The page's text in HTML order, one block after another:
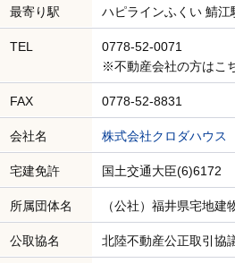
最寄り駅 ハピラインふくい 鯖
TEL
0778-52-0071
※不動産会社の方はこ
FAX 0778-52-8831
会社名 株式会社クロダハウス
宅建免許 国土交通大臣(6)6172
所属団体名 （公社）福井県宅地建
公取協名 北陸不動産公正取引協